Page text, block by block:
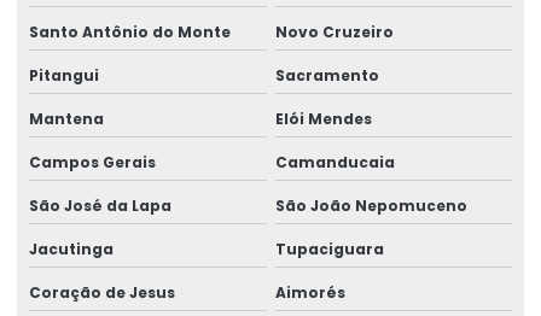
Santo Antônio do Monte Novo Cruzeiro
Pitangui Sacramento
Mantena Elói Mendes
Campos Gerais Camanducaia
São José da Lapa São João Nepomuceno
Jacutinga Tupaciguara
Coração de Jesus Aimorés